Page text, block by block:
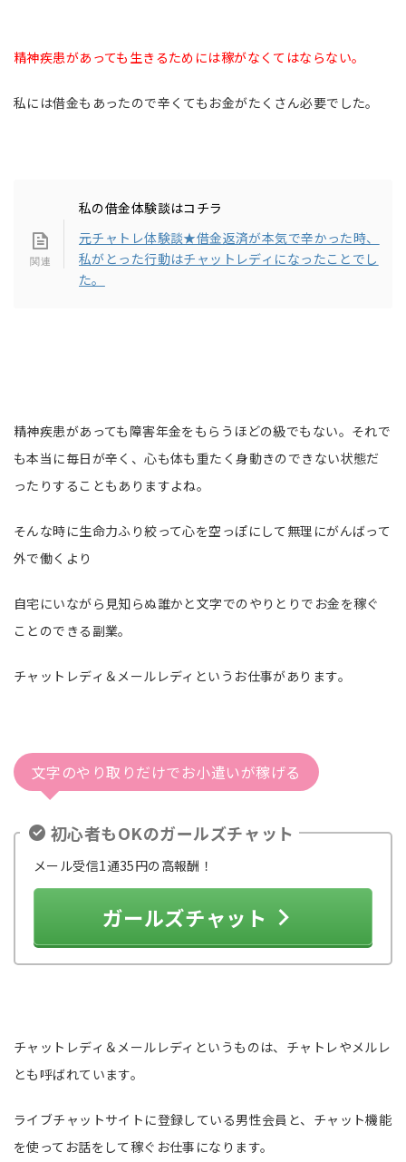
精神疾患があっても生きるためには稼がなくてはならない。
私には借金もあったので辛くてもお金がたくさん必要でした。
私の借金体験談はコチラ
元チャトレ体験談★借金返済が本気で辛かった時、
私がとった行動はチャットレディになったことでし
た。
精神疾患があっても障害年金をもらうほどの級でもない。それで
も本当に毎日が辛く、心も体も重たく身動きのできない状態だ
ったりすることもありますよね。
そんな時に生命力ふり絞って心を空っぽにして無理にがんばって
外で働くより
自宅にいながら見知らぬ誰かと文字でのやりとりでお金を稼ぐ
ことのできる副業。
チャットレディ＆メールレディというお仕事があります。
文字のやり取りだけでお小遣いが稼げる
初心者もOKのガールズチャット
メール受信1通35円の高報酬！
ガールズチャット
チャットレディ＆メールレディというものは、チャトレやメルレ
とも呼ばれています。
ライブチャットサイトに登録している男性会員と、チャット機能
を使ってお話をして稼ぐお仕事になります。